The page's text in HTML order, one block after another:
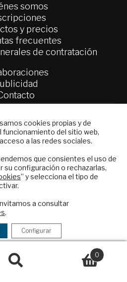
somos
y precios
frecuentes
de contratación
de Política Exterior
Ideas
Análisis de Política
reservadosAviso
y de Cookies
0
KIT Digital. Plan de
y Resiliencia de
de accesibilidad
cookies propias y de
del sitio web,
a las redes sociales.
que consientes el uso de
su configuración o rechazarlas,
” y selecciona el tipo de
a consultar
.
Configurar
boletín electrónico y
el mejor análisis